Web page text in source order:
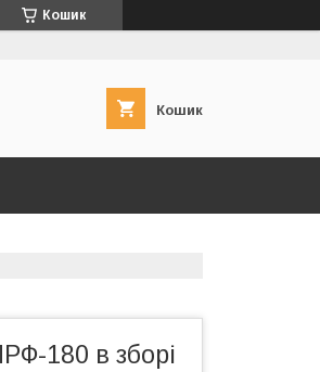
Кошик
Кошик
180 в зборі